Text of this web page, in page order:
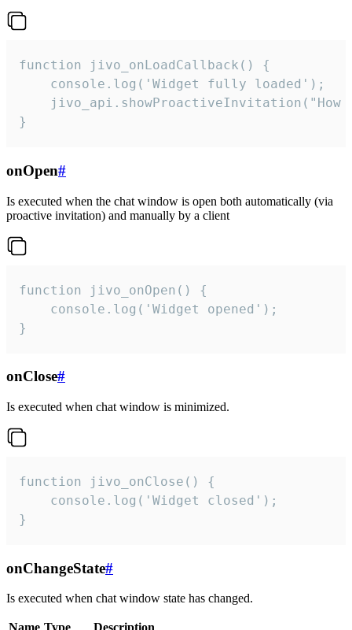
function jivo_onLoadCallback() {
    console.log('Widget fully loaded');
jivo_api.showProactiveInvitation("How
}
onOpen#
Is executed when the chat window is open both automatically (via
proactive invitation) and manually by a client
function jivo_onOpen() {
    console.log('Widget opened');
}
onClose#
Is executed when chat window is minimized.
function jivo_onClose() {
    console.log('Widget closed');
}
onChangeState#
Is executed when chat window state has changed.